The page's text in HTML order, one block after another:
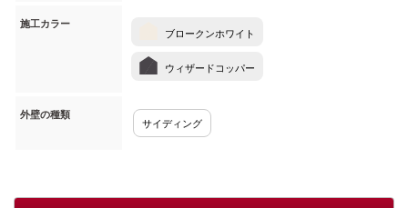
施工カラー
ブロークンホワイト
ウィザードコッパー
外壁の種類
サイディング